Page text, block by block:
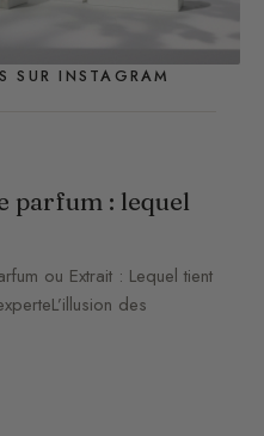
SUR INSTAGRAM
parfum : lequel
ou Extrait : Lequel tient
des